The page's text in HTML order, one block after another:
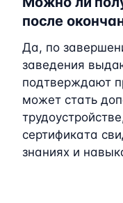
после
Да, по
заведения
подтверждают
может стать
сертификата
знаниях и